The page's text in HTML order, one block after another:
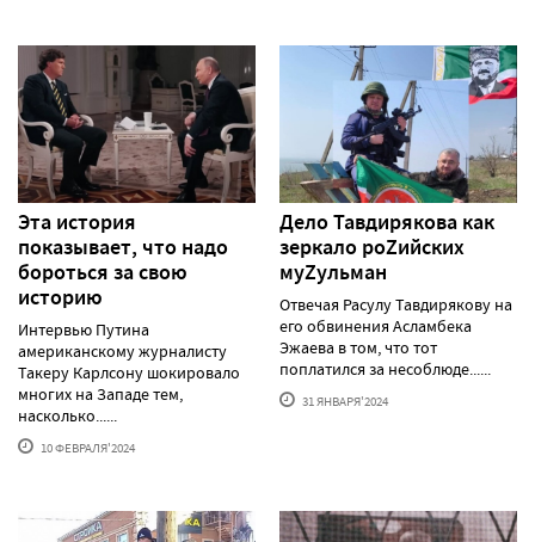
Эта история
показывает, что надо
бороться за свою
историю
Интервью Путина
американскому журналисту
Такеру Карлсону шокировало
многих на Западе тем,
насколько......
10 ФЕВРАЛЯ'2024
Дело Тавдирякова как
зеркало роZийских
муZульман
Отвечая Расулу Тавдирякову на
его обвинения Асламбека
Эжаева в том, что тот
поплатился за несоблюде......
31 ЯНВАРЯ'2024